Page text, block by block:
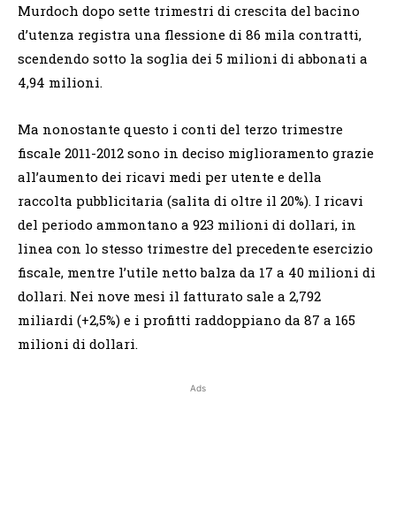
Murdoch dopo sette trimestri di crescita del bacino
d’utenza registra una flessione di 86 mila contratti,
scendendo sotto la soglia dei 5 milioni di abbonati a
4,94 milioni.
Ma nonostante questo i conti del terzo trimestre
fiscale 2011-2012 sono in deciso miglioramento grazie
all’aumento dei ricavi medi per utente e della
raccolta pubblicitaria (salita di oltre il 20%). I ricavi
del periodo ammontano a 923 milioni di dollari, in
linea con lo stesso trimestre del precedente esercizio
fiscale, mentre l’utile netto balza da 17 a 40 milioni di
dollari. Nei nove mesi il fatturato sale a 2,792
miliardi (+2,5%) e i profitti raddoppiano da 87 a 165
milioni di dollari.
Ads